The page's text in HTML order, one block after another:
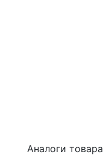
Аналоги товара